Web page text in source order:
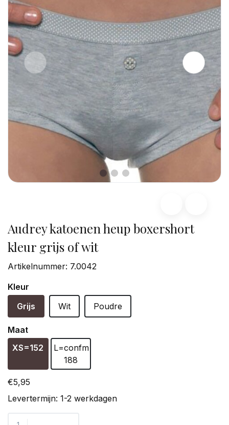
Audrey katoenen heup boxershort
kleur grijs of wit
Artikelnummer: 7.0042
Kleur
Grijs
Wit Poudre
Maat
XS=152
L=confm
188
€5,95
Levertermijn: 1-2 werkdagen